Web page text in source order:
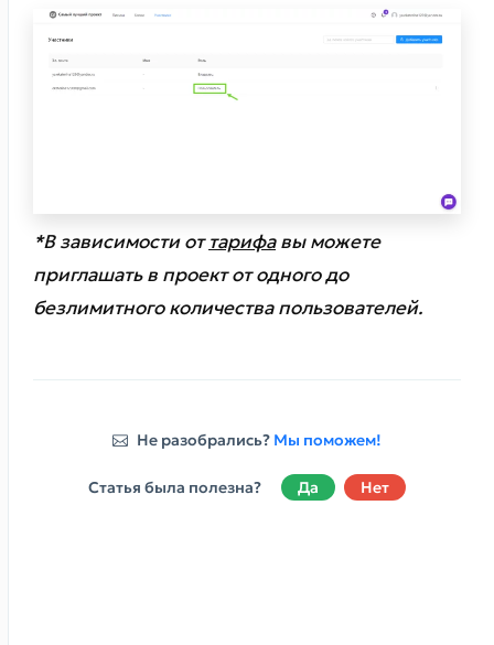
*В зависимости оттарифавы можете
приглашать в проект от одного до
безлимитного количества пользователей.
Не разобрались? Мы поможем!
Статья была полезна? Да Нет